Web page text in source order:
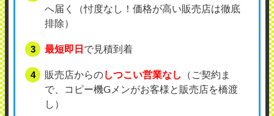
へ届く（忖度なし！価格が高い販売店は徹底
排除）
最短即日で見積到着
販売店からのしつこい営業なし
（ご契約ま
で、コピー機Gメンがお客様と販売店を橋渡
し）